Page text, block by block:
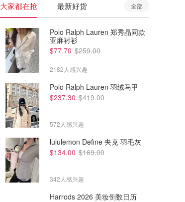
大家都在抢 最新好货 全部
Polo Ralph Lauren 郑秀晶同款
亚麻衬衫
$77.70 $259.00
2182人感兴趣
Polo Ralph Lauren 羽绒马甲
$237.30 $419.00
572人感兴趣
lululemon Define 夹克 羽毛灰
$134.00 $169.00
342人感兴趣
Harrods 2026 美妆倒数日历